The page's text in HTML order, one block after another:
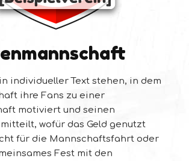
individueller Text stehen, in dem
ihre Fans zu einer
motiviert und seinen
wofür das Geld genutzt
für die Mannschaftsfahrt oder
Fest mit den